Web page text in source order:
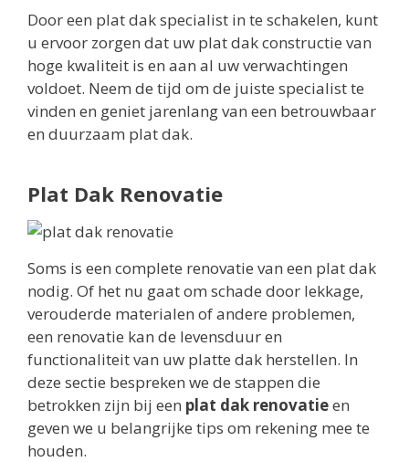
Door een plat dak specialist in te schakelen, kunt
u ervoor zorgen dat uw plat dak constructie van
hoge kwaliteit is en aan al uw verwachtingen
voldoet. Neem de tijd om de juiste specialist te
vinden en geniet jarenlang van een betrouwbaar
en duurzaam plat dak.
Plat Dak Renovatie
Soms is een complete renovatie van een plat dak
nodig. Of het nu gaat om schade door lekkage,
verouderde materialen of andere problemen,
een renovatie kan de levensduur en
functionaliteit van uw platte dak herstellen. In
deze sectie bespreken we de stappen die
betrokken zijn bij een plat dak renovatieen
geven we u belangrijke tips om rekening mee te
houden.